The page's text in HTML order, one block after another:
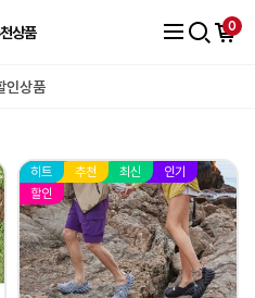
상품
인상품
0
히트 추천 최신
인기
할인